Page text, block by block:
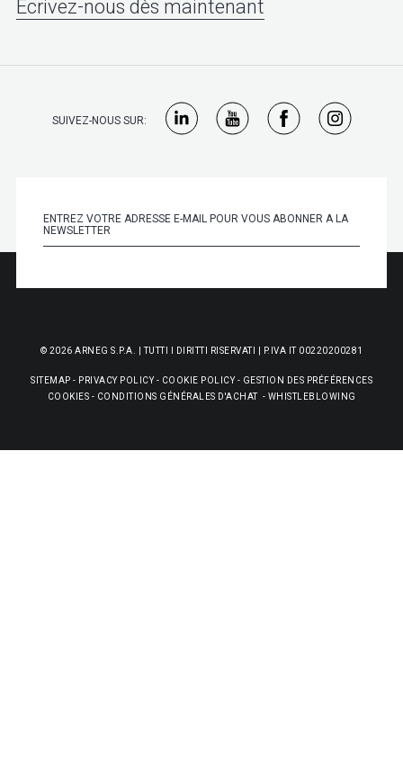
Écrivez-nous dès maintenant
SUIVEZ-NOUS SUR:
© 2026 ARNEG S.P.A. | TUTTI I DIRITTI RISERVATI | P.IVA IT 00220200281
SITEMAP - PRIVACY POLICY - COOKIE POLICY - GESTION DES PRÉFÉRENCES
COOKIES - CONDITIONS GÉNÉRALES D'ACHAT - WHISTLEBLOWING